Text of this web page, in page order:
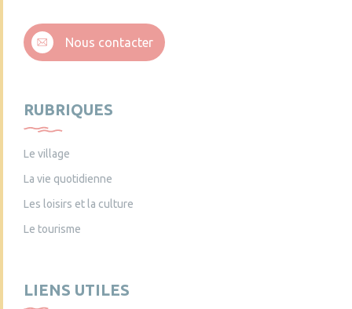
Nous contacter
RUBRIQUES
Le village
La vie quotidienne
Les loisirs et la culture
Le tourisme
LIENS UTILES